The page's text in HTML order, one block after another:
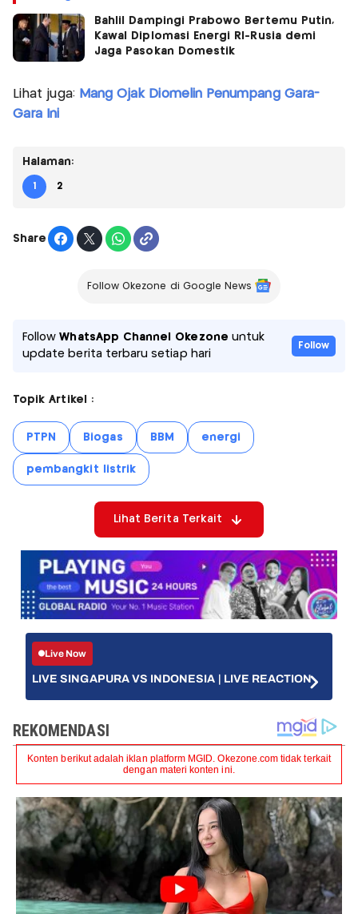
Bahlil Dampingi Prabowo Bertemu Putin,
Kawal Diplomasi Energi RI-Rusia demi
Jaga Pasokan Domestik
Lihat juga: Mang Ojak Diomelin Penumpang Gara-
Gara Ini
Halaman:
1 2
Share
Follow Okezone di Google News
FollowWhatsApp Channel Okezone untuk
update berita terbaru setiap hari
Follow
Topik Artikel :
PTPN Biogas BBM energi
pembangkit listrik
Lihat Berita Terkait
Live Now
LIVE SINGAPURA VS INDONESIA | LIVE REACTION